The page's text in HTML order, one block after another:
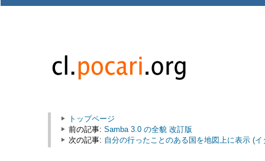
トップページ
前の記事: Samba 3.0 の全貌 改訂版
次の記事: 自分の行ったことのある国を地図上に表示 (イ